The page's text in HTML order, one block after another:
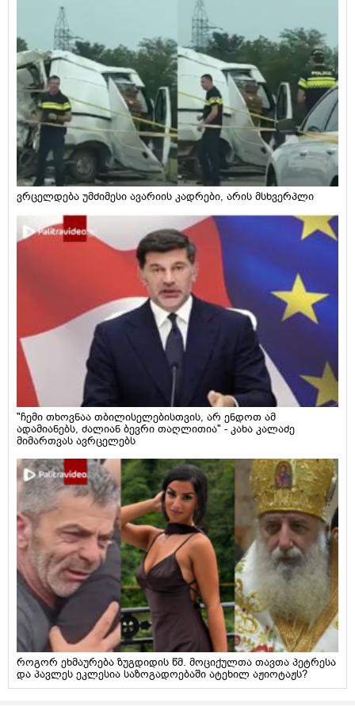
ვრცელდება უმძიმესი ავარიის კადრები, არის მსხვერპლი
"ჩემი თხოვნაა თბილისელებისთვის, არ ენდოთ ამ
ადამიანებს, ძალიან ბევრი თაღლითია" - კახა კალაძე
მიმართვას ავრცელებს
როგორ ეხმაურება ზუგდიდის წმ. მოციქულთა თავთა პეტრესა
და პავლეს ეკლესია საზოგადოებაში ატეხილ აჟიოტაჟს?